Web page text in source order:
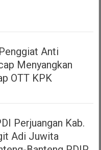
Anti
Menyangkan
OTT KPK
Perjuangan Kab.
Adi Juwita